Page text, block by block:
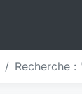
Recherche :